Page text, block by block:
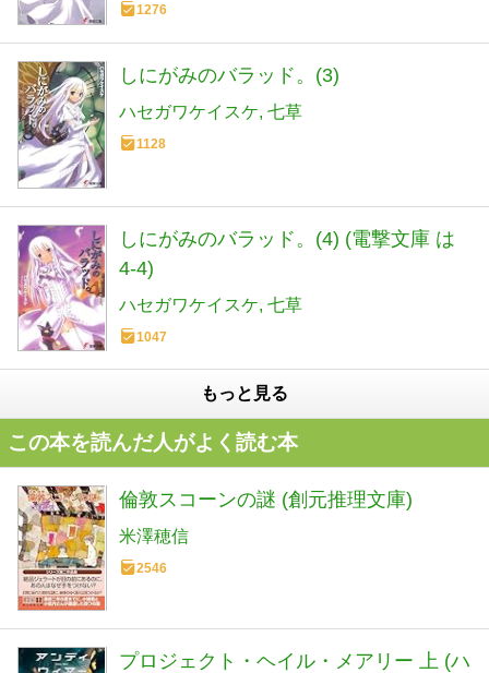
1276
しにがみのバラッド。(3)
ハセガワケイスケ 七草
1128
しにがみのバラッド。(4) (電撃文庫 は
4-4)
ハセガワケイスケ 七草
1047
もっと見る
この本を読んだ人がよく読む本
倫敦スコーンの謎 (創元推理文庫)
米澤穂信
2546
プロジェクト・ヘイル・メアリー 上 (ハ